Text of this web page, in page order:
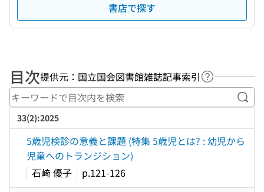
書店で探す
目次提供元：国立国会図書館雑誌記事索引 ヘルプペー
キ
33(2):2025
5歳児検診の意義と課題 (特集 5歳児とは? : 幼児から
児童へのトランジション)
石﨑 優子
p.121-126